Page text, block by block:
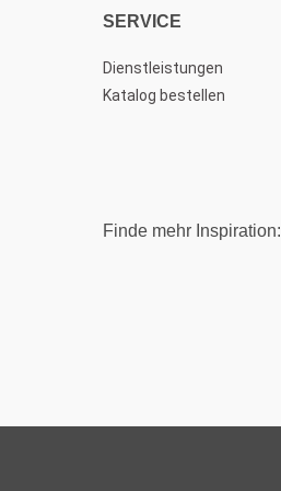
SERVICE
Dienstleistungen
Katalog bestellen
Finde mehr Inspiration: